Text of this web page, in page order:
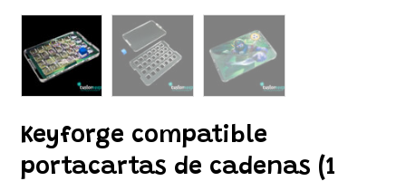
Keyforge compatible
portacartas de cadenas (1